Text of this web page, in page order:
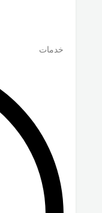
خدمات